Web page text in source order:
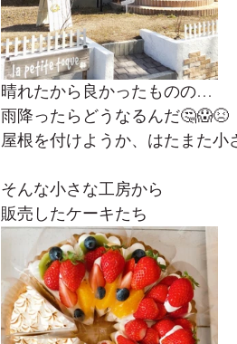
晴れたから良かったものの…
雨降ったらどうなるんだ🤔😱😣
屋根を付けようか、はたまた
そんな小さな工房から
販売したケーキたち